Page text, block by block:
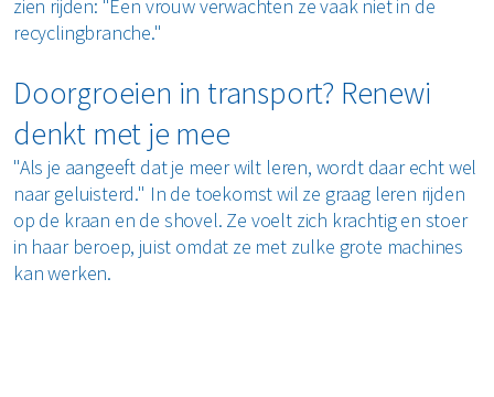
zien rijden: "Een vrouw verwachten ze vaak niet in de
recyclingbranche."
Doorgroeien in transport? Renewi
denkt met je mee
"Als je aangeeft dat je meer wilt leren, wordt daar echt wel
naar geluisterd." In de toekomst wil ze graag leren rijden
op de kraan en de shovel. Ze voelt zich krachtig en stoer
in haar beroep, juist omdat ze met zulke grote machines
kan werken.